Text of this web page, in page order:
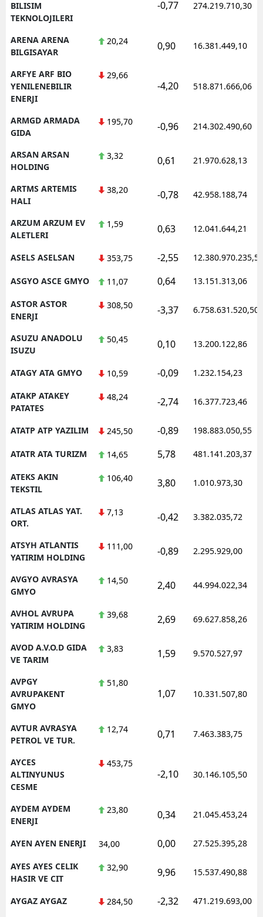
BILISIM
TEKNOLOJILERI
-0,77 274.219.710,30
ARENA ARENA
BILGISAYAR
20,24 0,90 16.381.449,10
ARFYE ARF BIO
YENILENEBILIR
ENERJI
29,66
-4,20 518.871.666,06
ARMGD ARMADA
GIDA
195,70 -0,96 214.302.490,60
ARSAN ARSAN
HOLDING
3,32 0,61 21.970.628,13
ARTMS ARTEMIS
HALI
38,20 -0,78 42.958.188,74
ARZUM ARZUM EV
ALETLERI
1,59 0,63 12.041.644,21
ASELS ASELSAN 353,75 -2,55 12.380.970.235,50
ASGYO ASCE GMYO 11,07 0,64 13.151.313,06
ASTOR ASTOR
ENERJI
308,50 -3,37 6.758.631.520,50
ASUZU ANADOLU
ISUZU
50,45 0,10 13.200.122,86
ATAGY ATA GMYO 10,59 -0,09 1.232.154,23
ATAKP ATAKEY
PATATES
48,24 -2,74 16.377.723,46
ATATP ATP YAZILIM 245,50 -0,89 198.883.050,55
ATATR ATA TURIZM 14,65 5,78 481.141.203,37
ATEKS AKIN
TEKSTIL
106,40 3,80 1.010.973,30
ATLAS ATLAS YAT.
ORT.
7,13 -0,42 3.382.035,72
ATSYH ATLANTIS
YATIRIM HOLDING
111,00 -0,89 2.295.929,00
AVGYO AVRASYA
GMYO
14,50 2,40 44.994.022,34
AVHOL AVRUPA
YATIRIM HOLDING
39,68 2,69 69.627.858,26
AVOD A.V.O.D GIDA
VE TARIM
3,83 1,59 9.570.527,97
AVPGY
AVRUPAKENT
GMYO
51,80
1,07 10.331.507,80
AVTUR AVRASYA
PETROL VE TUR.
12,74 0,71 7.463.383,75
AYCES
ALTINYUNUS
CESME
453,75
-2,10 30.146.105,50
AYDEM AYDEM
ENERJI
23,80 0,34 21.045.453,24
AYEN AYEN ENERJI 34,00 0,00 27.525.395,28
AYES AYES CELIK
HASIR VE CIT
32,90 9,96 15.537.490,88
AYGAZ AYGAZ 284,50 -2,32 471.219.693,00